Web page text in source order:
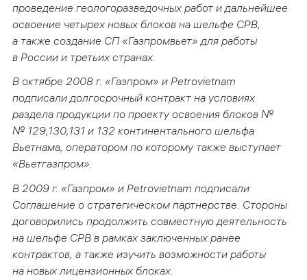
проведение геологоразведочных работ и дальнейшее
освоение четырех новых блоков на шельфе СРВ,
а также создание СП «Газпромвьет» для работы
в России и третьих странах.
В октябре 2008 г. «Газпром» и Petrovietnam
подписали долгосрочный контракт на условиях
раздела продукции по проекту освоения блоков №
№ 129,130,131 и 132 континентального шельфа
Вьетнама, оператором по которому также выступает
«Вьетгазпром».
В 2009 г. «Газпром» и Petrovietnam подписали
Соглашение о стратегическом партнерстве. Стороны
договорились продолжить совместную деятельность
на шельфе СРВ в рамках заключенных ранее
контрактов, а также изучить возможности работы
на новых лицензионных блоках.